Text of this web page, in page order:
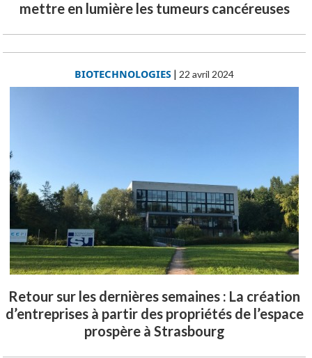
mettre en lumière les tumeurs cancéreuses
BIOTECHNOLOGIES | 22 avril 2024
Retour sur les dernières semaines : La création
d’entreprises à partir des propriétés de l’espace
prospère à Strasbourg